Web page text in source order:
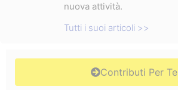
nuova attività.
Tutti i suoi articoli >>
Contributi Per Te